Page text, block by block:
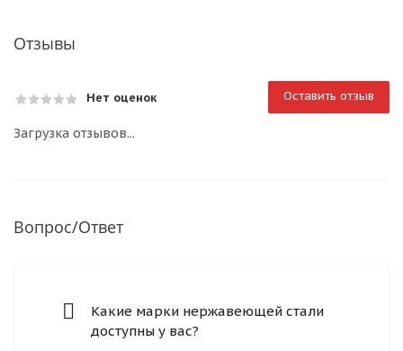
Отзывы
Нет оценок Оставить отзыв
Загрузка отзывов...
Вопрос/Ответ
Какие марки нержавеющей стали
доступны у вас?